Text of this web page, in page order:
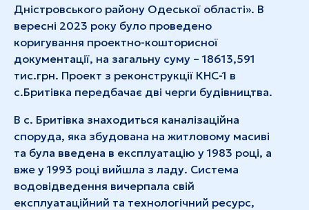
Дністровського району Одеської області». В
вересні 2023 року було проведено
коригування проектно-кошторисної
документації, на загальну суму – 18613,591
тис.грн. Проект з реконструкції КНС-1 в
с.Бритівка передбачає дві черги будівництва.
В с. Бритівка знаходиться каналізаційна
споруда, яка збудована на житловому масиві
та була введена в експлуатацію у 1983 році, а
вже у 1993 році вийшла з ладу. Система
водовідведення вичерпала свій
експлуатаційний та технологічний ресурс,